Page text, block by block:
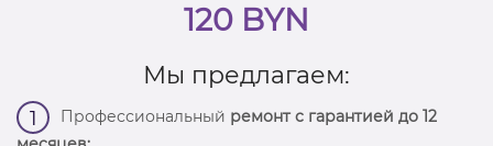
120 BYN
Мы предлагаем:
1 Профессиональный ремонт с гарантией до 12